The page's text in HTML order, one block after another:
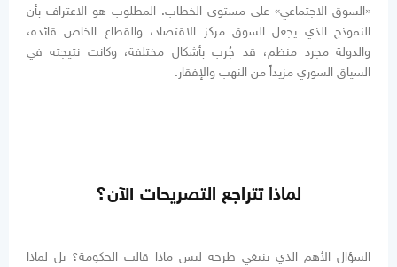
«السوق الاجتماعي» على مستوى الخطاب. المطلوب هو الاعتراف بأن
النموذج الذي يجعل السوق مركز الاقتصاد، والقطاع الخاص قائده،
والدولة مجرد منظم، قد جُرب بأشكال مختلفة، وكانت نتيجته في
السياق السوري مزيداً من النهب والإفقار.
لماذا تتراجع التصريحات الآن؟
السؤال الأهم الذي ينبغي طرحه ليس ماذا قالت الحكومة؟ بل لماذا